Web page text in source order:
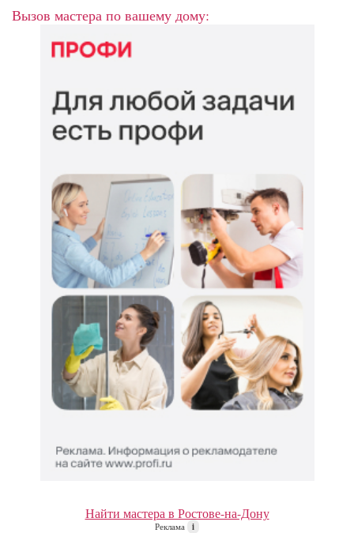
Вызов мастера по вашему дому:
Найти мастера в Ростове-на-Дону
Реклама i